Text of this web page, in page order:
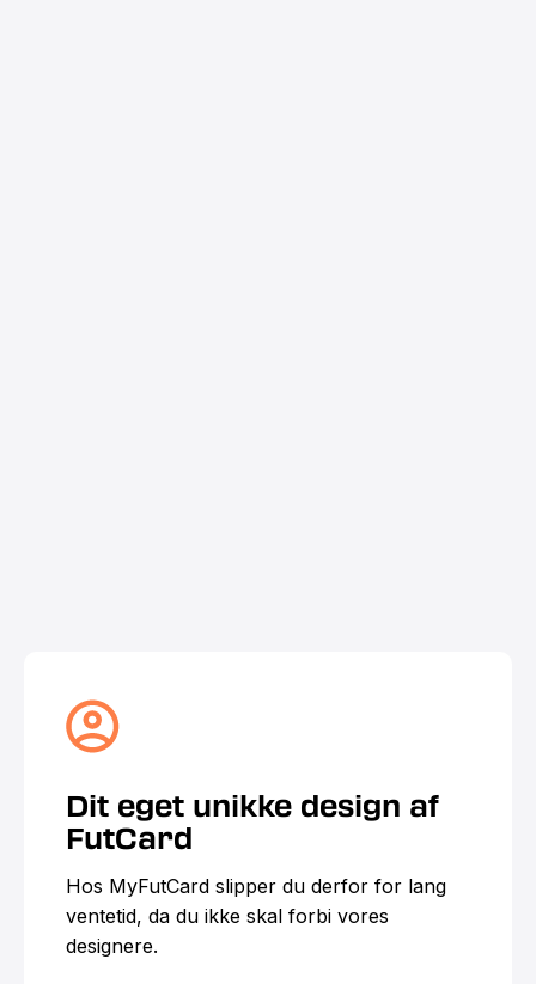
Dit eget unikke design af
FutCard
Hos MyFutCard slipper du derfor for lang
ventetid, da du ikke skal forbi vores
designere.